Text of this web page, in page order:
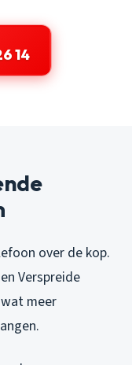
14
over de kop.
Verspreide
meer